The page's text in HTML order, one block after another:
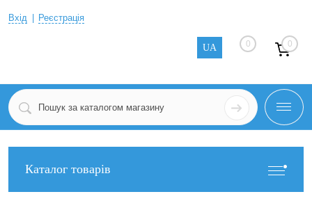
Вхід Реєстрація
UA 0 0
Каталог товарів